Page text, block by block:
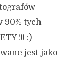
90% tych
!!! :)
jest jako